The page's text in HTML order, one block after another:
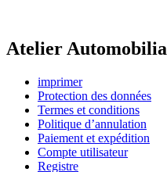
Atelier Automobilia
imprimer
Protection des données
Termes et conditions
Politique d’annulation
Paiement et expédition
Compte utilisateur
Registre